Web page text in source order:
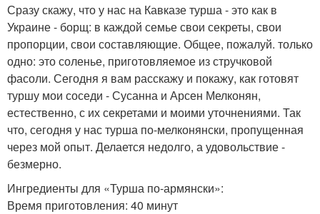
Сразу скажу, что у нас на Кавказе турша - это как в
Украине - борщ: в каждой семье свои секреты, свои
пропорции, свои составляющие. Общее, пожалуй. только
одно: это соленье, приготовляемое из стручковой
фасоли. Сегодня я вам расскажу и покажу, как готовят
туршу мои соседи - Сусанна и Арсен Мелконян,
естественно, с их секретами и моими уточнениями. Так
что, сегодня у нас турша по-мелконянски, пропущенная
через мой опыт. Делается недолго, а удовольствие -
безмерно.
Ингредиенты для «Турша по-армянски»:
Время приготовления: 40 минут